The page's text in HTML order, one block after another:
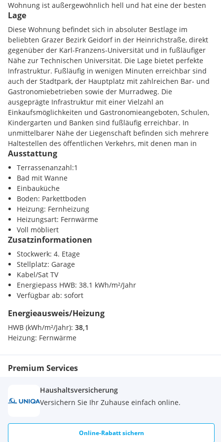
Wohnung ist außergewöhnlich hell und hat eine der besten
Adressen in Graz. Das Wohnhaus verfügt über einen sehr
gepflegten Innenhof mit Fahrradabstellplätzen, welcher zum
Entspannen im Freien einlädt. Weiters ist der Wohnung ein
Kellerabteil zugehörig. Die neu errichtete, hochwertige
Tischlerküche ist zusätzlich um EUR 7.500,- zu erwerben.
Optional kann ein KFZ-Tiefgaragen-Stapelabstellplatz um EUR
32.500,- erworben werden. Die monatlichen Betriebskosten
für die Wohnung betragen EUR 227,33 netto inkl. Rücklage
exkl. Heizkosten. Die Betriebskosten des KFZ-
Tiefgaragenabstellplatzes werden monatlich mit EUR 21,25
netto inkl. Rücklage vorgeschrieben. Die monatlichen
Heizkosten belaufen sich aktuell auf EUR 101,58 netto. Das
Dachgeschoß wurde im Zuge einer Umfassenden Sanierung
2008 unter Bezugnahme von Fördermitteln saniert. Bei einer
Neuvermietung der Wohnung kann einen Nettomietzins von
EUR 820,88 p.m., das sind EUR 9.850,56 p.a. erzielt werden.
Der erzielbare Nettomietzins des KFZ-Tiefgaragen-
Stapelabstellplatz beträgt EUR 120,- p.m., das entspricht EUR
1.440,- p.a.. Es besteht die Möglichkeit weitere Wohnungen
im Paket zu erwerben.
Lage
Diese Wohnung befindet sich in absoluter Bestlage im
beliebten Grazer Bezirk Geidorf in der Heinrichstraße, direkt
gegenüber der Karl-Franzens-Universität und in fußläufiger
Nähe zur Technischen Universität. Die Lage bietet perfekte
Infrastruktur. Fußläufig in wenigen Minuten erreichbar sind
auch der Stadtpark, der Hauptplatz mit zahlreichen Bar- und
Gastronomiebetrieben sowie der Murradweg. Die
ausgeprägte Infrastruktur mit einer Vielzahl an
Einkaufsmöglichkeiten und Gastronomieangeboten, Schulen,
Kindergarten und Banken sind fußläufig erreichbar. In
unmittelbarer Nähe der Liegenschaft befinden sich mehrere
Haltestellen des öffentlichen Verkehrs, mit denen man in
Kürze die Innenstadt erreicht.
Infrastruktur / Entfernungen
Gesundheit
Arzt <250m
Apotheke <500m
Klinik <500m
Krankenhaus <750m
Kinder / Schulen
Schule <750m
Kindergarten <250m
Universität <250m
Höhere Schule <1250m
Nahversorgung
Supermarkt <500m
Bäckerei <250m
Verkehr
Autobahnanschluss <5750m
Bank <250m
Ausstattung
Terrassenanzahl:1
Bad mit Wanne
Einbauküche
Boden: Parkettboden
Heizung: Fernheizung
Heizungsart: Fernwärme
Voll möbliert
Zusatzinformationen
Stockwerk: 4. Etage
Stellplatz: Garage
Kabel/Sat TV
Energiepass HWB: 38.1 kWh/m²/Jahr
Verfügbar ab: sofort
Energieausweis/Heizung
HWB (kWh/m²/Jahr): 38,1
Heizung: Fernwärme
Premium Services
Haushaltsversicherung
Versichern Sie Ihr Zuhause einfach online.
Online-Rabatt sichern